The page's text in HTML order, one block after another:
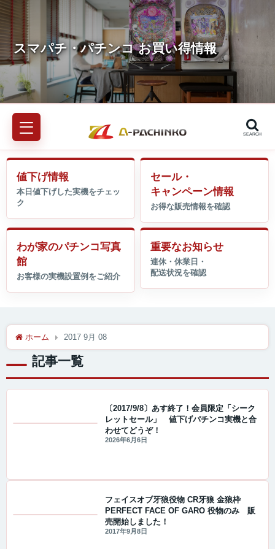
SEARCH
値下げ情報
セール・
キャンペーン情報
わが家のパチンコ写真
館
重要なお知らせ
ホーム 2017 9月 08
記事一覧
〔2017/9/8〕あす終了！会員限定「シーク
レットセール」 値下げパチンコ実機と合
わせてどうぞ！
2026年6月6日
フェイスオブ牙狼役物 CR牙狼 金狼枠
PERFECT FACE OF GARO 役物のみ 販
売開始しました！
2017年9月8日